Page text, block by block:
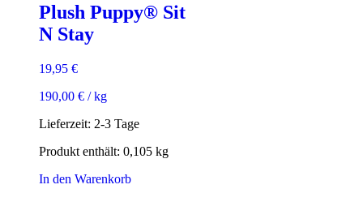
Plush Puppy® Sit
N Stay
19,95 €
190,00 € /kg
Lieferzeit: 2-3 Tage
Produkt enthält: 0,105 kg
In den Warenkorb